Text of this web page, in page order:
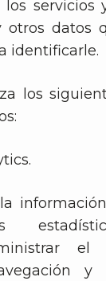
servicios
otros datos
identificarle.
los
el
y